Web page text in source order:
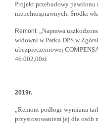
Projekt przebudowy pawilonu
niepełnosprawnych. Środki
Remont: „Naprawa
widowni w Parku DPS w
ubezpieczeniowej
46.002,00zł
2019r.
„Remont podłogi-wymiana
przystosowaniem jej dla osób